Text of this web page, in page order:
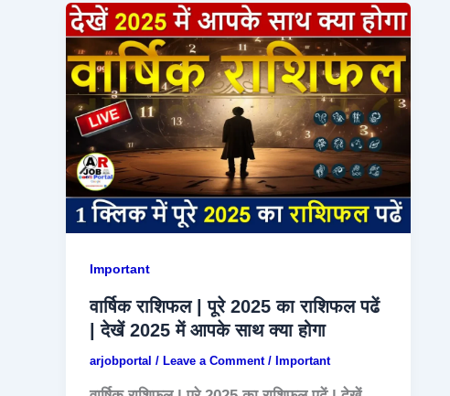
Important
वार्षिक राशिफल | पूरे 2025 का राशिफल पढें
| देखें 2025 में आपके साथ क्या होगा
arjobportal / Leave a Comment / Important